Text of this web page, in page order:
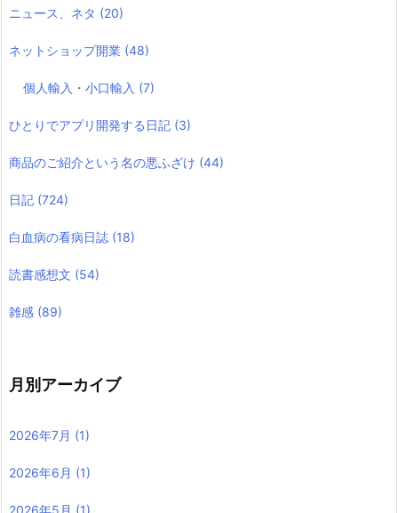
ニュース、ネタ (20)
ネットショップ開業 (48)
個人輸入・小口輸入 (7)
ひとりでアプリ開発する日記 (3)
商品のご紹介という名の悪ふざけ (44)
日記 (724)
白血病の看病日誌 (18)
読書感想文 (54)
雑感 (89)
月別アーカイブ
2026年7月 (1)
2026年6月 (1)